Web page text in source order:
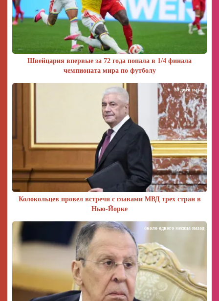
Швейцария впервые за 72 года попала в 1/4 финала
чемпионата мира по футболу
Колокольцев провел встречи с главами МВД трех стран в
Нью-Йорке
30 дней назад
около одного месяца назад